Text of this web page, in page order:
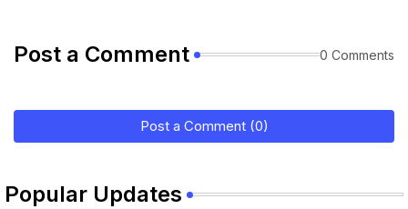
Post a Comment 0 Comments
Post a Comment (0)
Popular Updates